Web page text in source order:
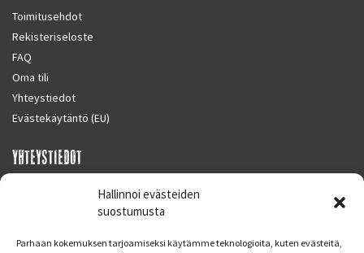
Hallinnoi evästeiden
suostumusta
Parhaan kokemuksen tarjoamiseksi käytämme teknologioita, kuten evästeitä,
Toimitusehdot
Rekisteriseloste
FAQ
Oma tili
Yhteystiedot
Evästekäytäntö (EU)
YHTEYSTIEDOT
SUPERMOTO CENTER